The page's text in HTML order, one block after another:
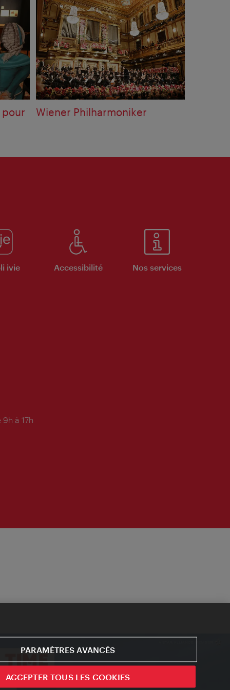
pour
Wiener Philharmoniker
ivie Accessibilité Nos services
à 17h
PARAMÈTRES AVANCÉS
ACCEPTER TOUS LES COOKIES